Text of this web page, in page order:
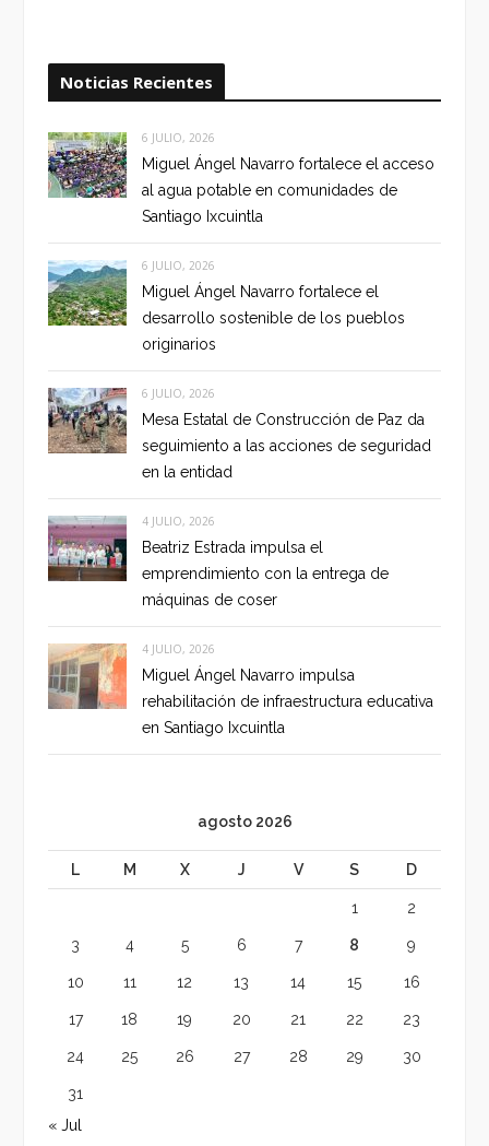
Noticias Recientes
6 JULIO, 2026
Miguel Ángel Navarro fortalece el acceso
al agua potable en comunidades de
Santiago Ixcuintla
6 JULIO, 2026
Miguel Ángel Navarro fortalece el
desarrollo sostenible de los pueblos
originarios
6 JULIO, 2026
Mesa Estatal de Construcción de Paz da
seguimiento a las acciones de seguridad
en la entidad
4 JULIO, 2026
Beatriz Estrada impulsa el
emprendimiento con la entrega de
máquinas de coser
4 JULIO, 2026
Miguel Ángel Navarro impulsa
rehabilitación de infraestructura educativa
en Santiago Ixcuintla
agosto 2026
L M X J V S D
1 2
3 4 5 6 7 8 9
10 11 12 13 14 15 16
17 18 19 20 21 22 23
24 25 26 27 28 29 30
31
« Jul